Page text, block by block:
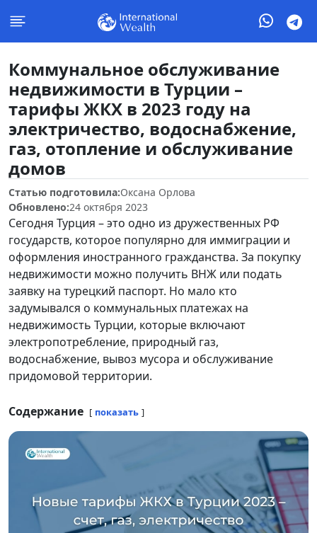
Коммунальное обслуживание
недвижимости в Турции –
тарифы ЖКХ в 2023 году на
электричество, водоснабжение,
газ, отопление и обслуживание
домов
Статью подготовила:Оксана Орлова
Обновлено:24 октября 2023
Сегодня Турция – это одно из дружественных РФ
государств, которое популярно для иммиграции и
оформления иностранного гражданства. За покупку
недвижимости можно получить ВНЖ или подать
заявку на турецкий паспорт. Но мало кто
задумывался о коммунальных платежах на
недвижимость Турции, которые включают
электропотребление, природный газ,
водоснабжение, вывоз мусора и обслуживание
придомовой территории.
Содержание показать